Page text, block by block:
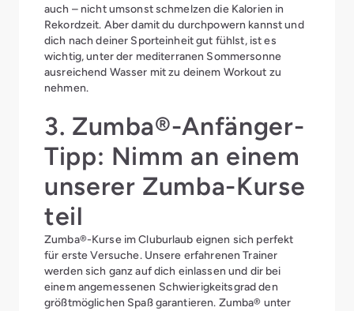
auch – nicht umsonst schmelzen die Kalorien in
Rekordzeit. Aber damit du durchpowern kannst und
dich nach deiner Sporteinheit gut fühlst, ist es
wichtig, unter der mediterranen Sommersonne
ausreichend Wasser mit zu deinem Workout zu
nehmen.
3. Zumba®-Anfänger-
Tipp: Nimm an einem
unserer Zumba-Kurse
teil
Zumba®-Kurse im Cluburlaub eignen sich perfekt
für erste Versuche. Unsere erfahrenen Trainer
werden sich ganz auf dich einlassen und dir bei
einem angemessenen Schwierigkeitsgrad den
größtmöglichen Spaß garantieren. Zumba® unter